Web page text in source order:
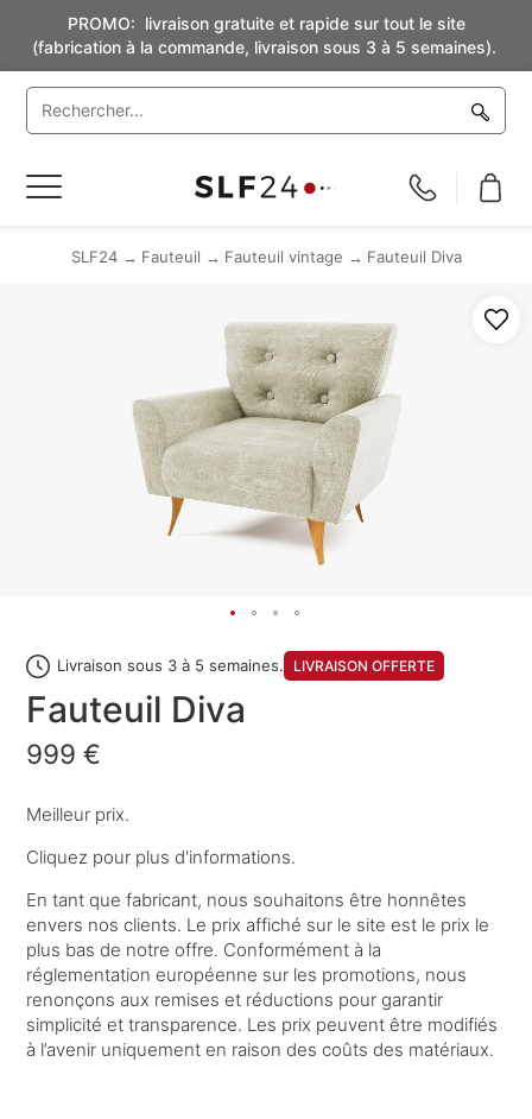
PROMO: livraison gratuite et rapide sur tout le site
(fabrication à la commande, livraison sous 3 à 5 semaines).
Basculer
SLF24 Fauteuil Fauteuil vintage Fauteuil Diva
Livraison sous 3 à 5 semaines. LIVRAISON OFFERTE
Fauteuil Diva
999 €
Meilleur prix.
Cliquez pour plus d'informations.
En tant que fabricant, nous souhaitons être honnêtes
envers nos clients. Le prix affiché sur le site est le prix le
plus bas de notre offre. Conformément à la
réglementation européenne sur les promotions, nous
renonçons aux remises et réductions pour garantir
simplicité et transparence. Les prix peuvent être modifiés
à l’avenir uniquement en raison des coûts des matériaux.